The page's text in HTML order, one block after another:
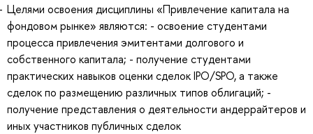
Целями освоения дисциплины «Привлечение капитала на
фондовом рынке» являются: - освоение студентами
процесса привлечения эмитентами долгового и
собственного капитала; - получение студентами
практических навыков оценки сделок IPO/SPO, а также
сделок по размещению различных типов облигаций; -
получение представления о деятельности андеррайтеров и
иных участников публичных сделок